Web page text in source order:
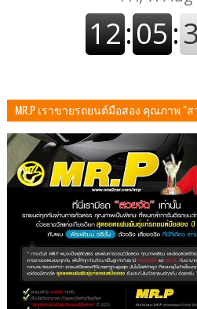
MR.P เราขายรถยนต์มือสอง คุณภาพ "